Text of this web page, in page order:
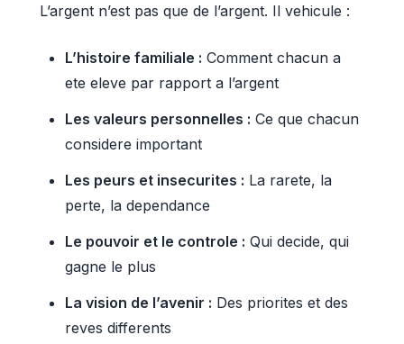
L’argent n’est pas que de l’argent. Il vehicule :
L’histoire familiale : Comment chacun a
ete eleve par rapport a l’argent
Les valeurs personnelles : Ce que chacun
considere important
Les peurs et insecurites : La rarete, la
perte, la dependance
Le pouvoir et le controle : Qui decide, qui
gagne le plus
La vision de l’avenir : Des priorites et des
reves differents